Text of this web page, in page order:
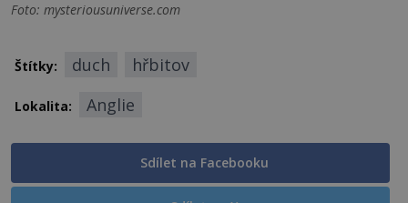
Foto: mysteriousuniverse.com
Štítky: duch hřbitov
Lokalita: Anglie
Sdílet na Facebooku